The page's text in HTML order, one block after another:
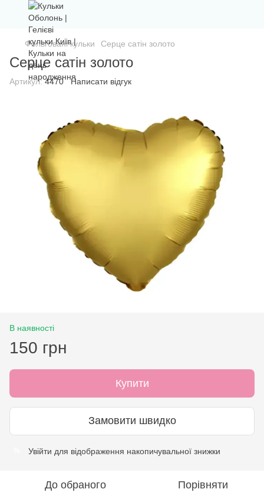
Фольговані кульки Серце сатін золото
Серце сатін золото
Артикул:4470 Написати відгук
В наявності
150 грн
Купити
Замовити швидко
Увійти для відображення накопичувальної знижки
До обраного Порівняти